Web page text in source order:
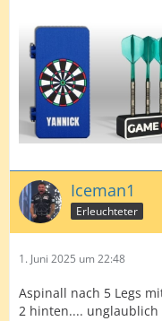
Iceman1
Erleuchteter
1. Juni 2025 um 22:48
Aspinall nach 5 Legs
2 hinten.... unglaublich